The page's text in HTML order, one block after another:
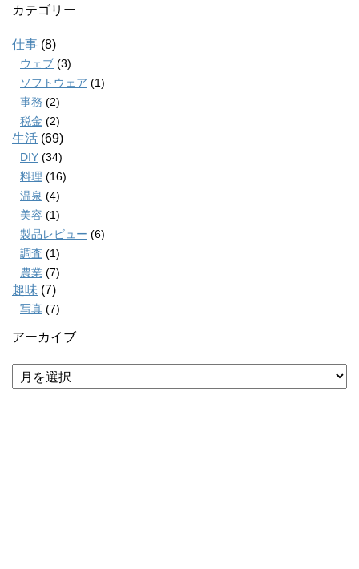
カテゴリー
仕事 (8)
ウェブ (3)
ソフトウェア (1)
事務 (2)
税金 (2)
生活 (69)
DIY (34)
料理 (16)
温泉 (4)
美容 (1)
製品レビュー (6)
調査 (1)
農業 (7)
趣味 (7)
写真 (7)
アーカイブ
ア
ー